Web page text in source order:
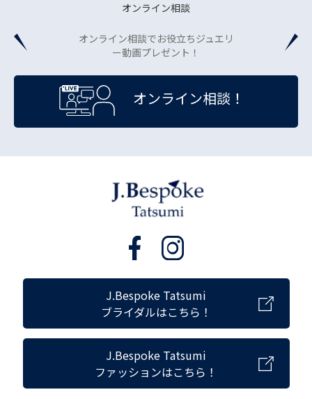
オンライン相談
オンライン相談でお役立ちジュエリ
ー動画プレゼント！
オンライン相談！
J.Bespoke Tatsumi
ブライダルはこちら！
J.Bespoke Tatsumi
ファッションはこちら！